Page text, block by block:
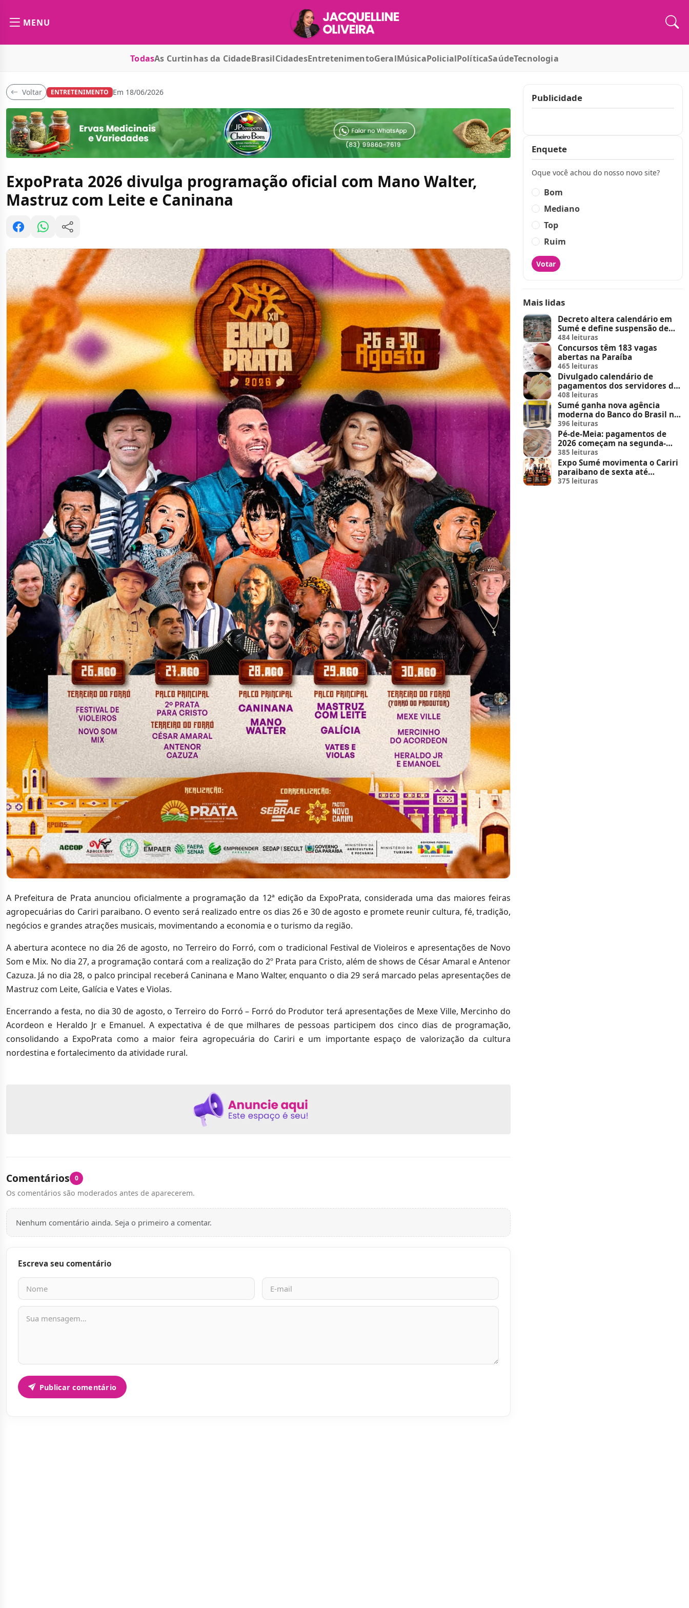
MENU
TodasAs Curtinhas da CidadeBrasilCidadesEntretenimentoGeralMúsicaPolicialPolíticaSaúdeTecnologia
Voltar ENTRETENIMENTO Em 18/06/2026
ExpoPrata 2026 divulga programação oficial com Mano Walter,
Mastruz com Leite e Caninana
A Prefeitura de Prata anunciou oficialmente a programação da 12ª edição da ExpoPrata, considerada uma das maiores feiras
agropecuárias do Cariri paraibano. O evento será realizado entre os dias 26 e 30 de agosto e promete reunir cultura, fé, tradição,
negócios e grandes atrações musicais, movimentando a economia e o turismo da região.
A abertura acontece no dia 26 de agosto, no Terreiro do Forró, com o tradicional Festival de Violeiros e apresentações de Novo
Som e Mix. No dia 27, a programação contará com a realização do 2º Prata para Cristo, além de shows de César Amaral e Antenor
Cazuza. Já no dia 28, o palco principal receberá Caninana e Mano Walter, enquanto o dia 29 será marcado pelas apresentações de
Mastruz com Leite, Galícia e Vates e Violas.
Encerrando a festa, no dia 30 de agosto, o Terreiro do Forró – Forró do Produtor terá apresentações de Mexe Ville, Mercinho do
Acordeon e Heraldo Jr e Emanuel. A expectativa é de que milhares de pessoas participem dos cinco dias de programação,
consolidando a ExpoPrata como a maior feira agropecuária do Cariri e um importante espaço de valorização da cultura
nordestina e fortalecimento da atividade rural.
Comentários 0
Os comentários são moderados antes de aparecerem.
Nenhum comentário ainda. Seja o primeiro a comentar.
Escreva seu comentário
Nome
E-mail
Mensagem
Publicar comentário
Publicidade
Enquete
Oque você achou do nosso novo site?
Bom
Mediano
Top
Ruim
Votar
Mais lidas
Decreto altera calendário em
Sumé e define suspensão de
feira de animais e feriados
484 leituras
Concursos têm 183 vagas
abertas na Paraíba
465 leituras
Divulgado calendário de
pagamentos dos servidores do
Estado
408 leituras
Sumé ganha nova agência
moderna do Banco do Brasil no
Sumé Shopping
396 leituras
Pé-de-Meia: pagamentos de
2026 começam na segunda-
feira (23)
385 leituras
Expo Sumé movimenta o Cariri
paraibano de sexta até
domingo
375 leituras